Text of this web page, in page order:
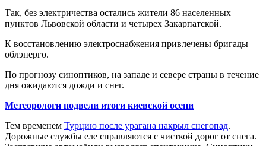
Так, без электричества остались жители 86 населенных
пунктов Львовской области и четырех Закарпатской.
К восстановлению электроснабжения привлечены бригады
облэнерго.
По прогнозу синоптиков, на западе и севере страны в течение
дня ожидаются дожди и снег.
Метеорологи подвели итоги киевской осени
Тем временем Турцию после урагана накрыл снегопад.
Дорожные службы еле справляются с чисткой дорог от снега.